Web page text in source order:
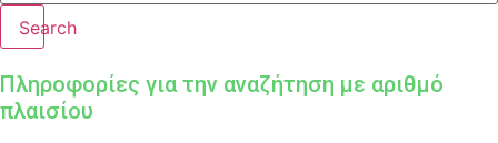
Search
Πληροφορίες για την αναζήτηση με αριθμό
πλαισίου